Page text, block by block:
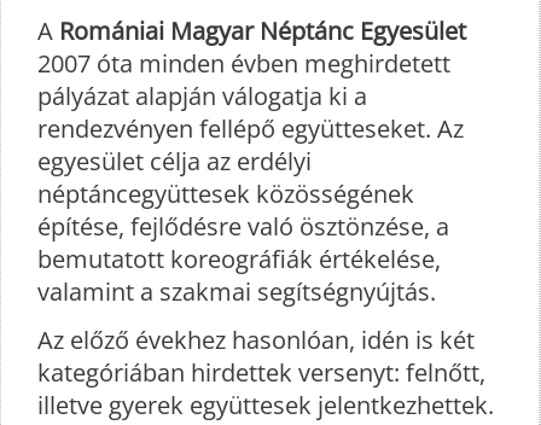
A Romániai Magyar Néptánc Egyesület
2007 óta minden évben meghirdetett
pályázat alapján válogatja ki a
rendezvényen fellépő együtteseket. Az
egyesület célja az erdélyi
néptáncegyüttesek közösségének
építése, fejlődésre való ösztönzése, a
bemutatott koreográfiák értékelése,
valamint a szakmai segítségnyújtás.
Az előző évekhez hasonlóan, idén is két
kategóriában hirdettek versenyt: felnőtt,
illetve gyerek együttesek jelentkezhettek.